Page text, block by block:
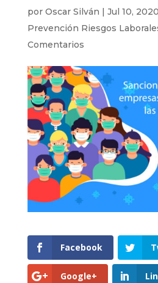
por Oscar Silván | Jul 10, 2020
Prevención Riesgos
Comentarios
Facebook
Google+